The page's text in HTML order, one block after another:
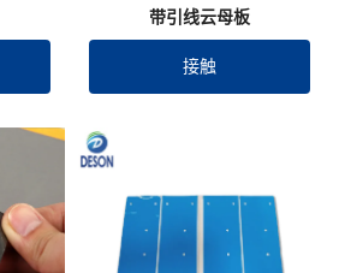
带引线云母板
接触